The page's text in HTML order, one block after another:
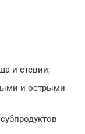
и стевии;
и острыми